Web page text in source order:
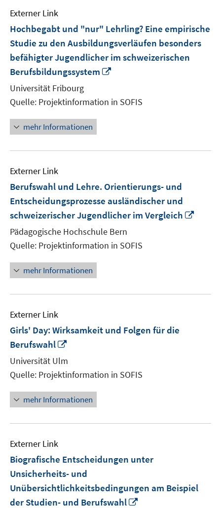
Externer Link
Hochbegabt und "nur" Lehrling? Eine empirische
Studie zu den Ausbildungsverläufen besonders
befähigter Jugendlicher im schweizerischen
Berufsbildungssystem
öffnen
Universität Fribourg
Quelle: Projektinformation in SOFIS
mehr Informationen
Externer Link
Berufswahl und Lehre. Orientierungs- und
Entscheidungsprozesse ausländischer und
schweizerischer Jugendlicher im Vergleich
Pädagogische Hochschule Bern
Quelle: Projektinformation in SOFIS
mehr Informationen
Externer Link
Girls' Day: Wirksamkeit und Folgen für die
Berufswahl
Fenster
öffnen
Universität Ulm
Quelle: Projektinformation in SOFIS
mehr Informationen
Externer Link
Biografische Entscheidungen unter
Unsicherheits- und
Unübersichtlichkeitsbedingungen am Beispiel
der Studien- und Berufswahl